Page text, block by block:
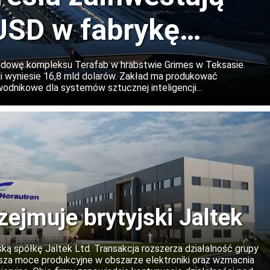
w fabrykę
kompleksu Terafab w hrabstwie Grimes w Teksasie.
16,8 mld dolarów. Zakład ma produkować
dla systemów sztucznej inteligencji
brytyjski Jaltek
spółkę Jaltek Ltd. Transakcja rozszerza działalność grupy
moce produkcyjne w obszarze elektroniki oraz wzmacnia